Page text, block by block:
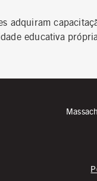
adquiram
educativa